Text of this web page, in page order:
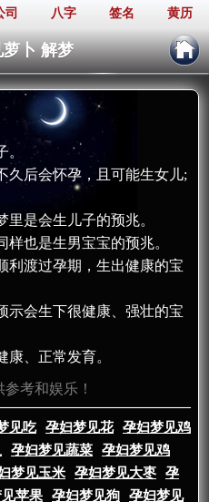
司 八字 签名 黄历
卜 解梦
久后会怀孕，且可能生女儿;
是会生儿子的预兆。
也是生男宝宝的预兆。
利渡过孕期，生出健康的宝
示会生下很健康、强壮的宝
、正常发育。
考和娱乐！
见吃 孕妇梦见花
孕妇梦见鸡
孕妇梦见蔬菜
孕妇梦见鸡
梦见玉米 孕妇梦见大枣
孕
苹果 孕妇梦见狗
孕妇梦见